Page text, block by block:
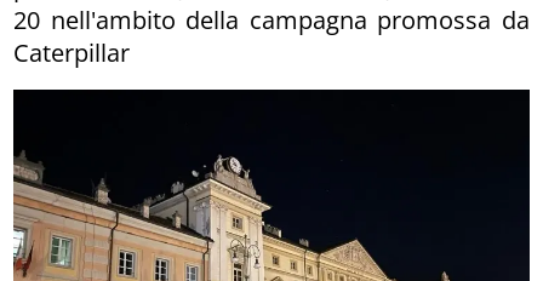
20 nell'ambito della campagna promossa da
Caterpillar